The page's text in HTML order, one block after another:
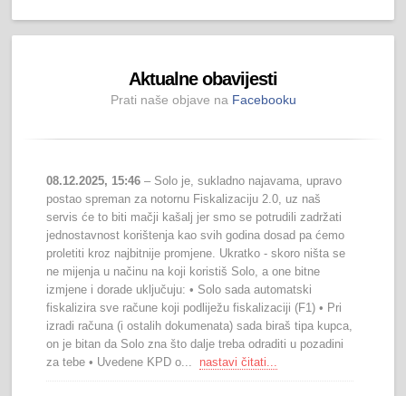
Aktualne obavijesti
Prati naše objave na Facebooku
08.12.2025, 15:46 – Solo je, sukladno najavama, upravo
postao spreman za notornu Fiskalizaciju 2.0, uz naš
servis će to biti mačji kašalj jer smo se potrudili zadržati
jednostavnost korištenja kao svih godina dosad pa ćemo
proletiti kroz najbitnije promjene. Ukratko - skoro ništa se
ne mijenja u načinu na koji koristiš Solo, a one bitne
izmjene i dorade uključuju: • Solo sada automatski
fiskalizira sve račune koji podliježu fiskalizaciji (F1) • Pri
izradi računa (i ostalih dokumenata) sada biraš tipa kupca,
on je bitan da Solo zna što dalje treba odraditi u pozadini
za tebe • Uvedene KPD o... nastavi čitati...